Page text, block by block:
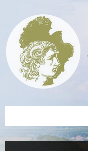
content
sidebar
sidebar
footer